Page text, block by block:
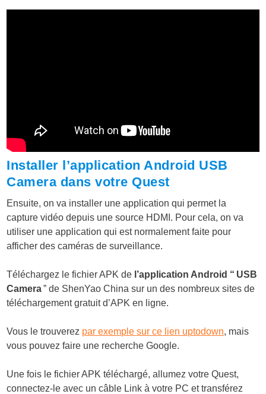
Installer l’application Android USB
Camera dans votre Quest
Ensuite, on va installer une application qui permet la
capture vidéo depuis une source HDMI. Pour cela, on va
utiliser une application qui est normalement faite pour
afficher des caméras de surveillance.
Téléchargez le fichier APK de l’application Android “ USB
Camera” de ShenYao China sur un des nombreux sites de
téléchargement gratuit d’APK en ligne.
Vous le trouverez par exemple sur ce lien uptodown, mais
vous pouvez faire une recherche Google.
Une fois le fichier APK téléchargé, allumez votre Quest,
connectez-le avec un câble Link à votre PC et transférez